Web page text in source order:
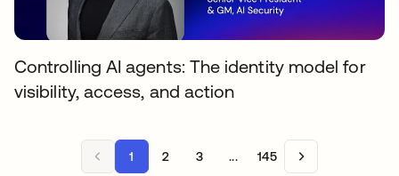
Controlling AI agents: The identity model for
visibility, access, and action
1 2 3 ... 145